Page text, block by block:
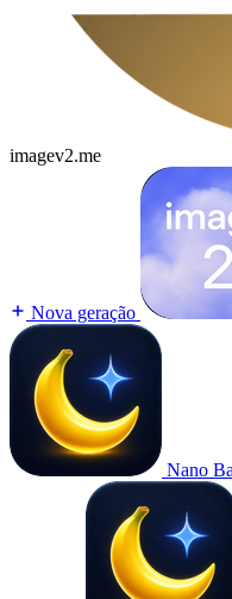
imagev2.me
Nova geração
Nano